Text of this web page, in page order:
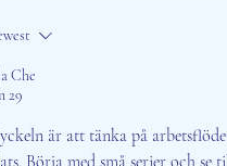
Che
29
är att tänka på
Börja med små serier och se